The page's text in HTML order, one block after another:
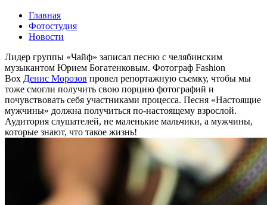
Главная
Фотостудия
Новости
Лидер группы «Чайф» записал песню с челябинским
музыкантом Юрием Богатенковым. Фотограф Fashion
Box Денис Морозов провел репортажную съемку, чтобы мы
тоже смогли получить свою порцию фотографий и
почувствовать себя участниками процесса. Песня «Настоящие
мужчины» должна получиться по-настоящему взрослой.
Аудитория слушателей, не маленькие мальчики, а мужчины,
которые знают, что такое жизнь!